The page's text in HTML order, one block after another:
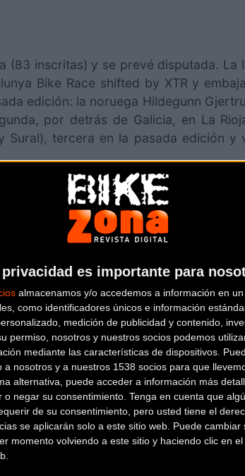
privacidad es importante para
almacenamos y/o accedemos a información en
como identificadores únicos e información
medición de publicidad y contenido,
permiso, nosotros y nuestros socios podemos
mediante las características de dispositivos.
nosotros y a nuestros 1538 socios para que
alternativa, puede acceder a información más
negar su consentimiento. Tenga en cuenta que
de su consentimiento, pero usted tiene el
se aplicarán solo a este sitio web. Puede
momento volviendo a este sitio y haciendo clic en
(83 inscritas) y se prevé disputada. La
Bike Race shifted by XTR y
edición: la noruega Hildegunn
por detrás de Galicia, en La
Sural), tercera en la pasada edición
Madlen Diesner (Olympia
campeona de España y bronce
(Olympia Factory Cycling) o
de MotoGP, Aleix Espargaró; los